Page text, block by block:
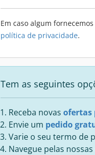
Em caso algum
política de privacidade.
Tem as seguintes
Receba novas ofertas
Envie um pedido
Varie o seu termo de
Navegue pelas nossas